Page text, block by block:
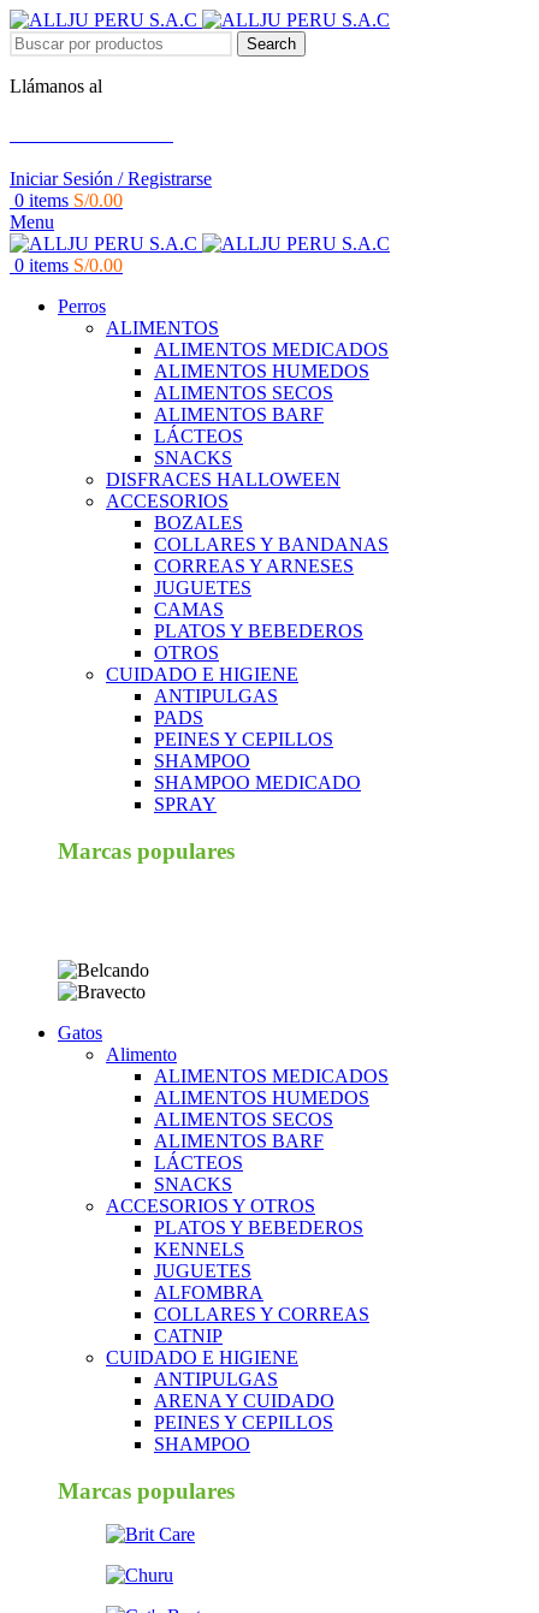
Search
Llámanos al
Iniciar Sesión / Registrarse
0 items S/0.00
Menu
0 items S/0.00
Perros
ALIMENTOS
ALIMENTOS MEDICADOS
ALIMENTOS HUMEDOS
ALIMENTOS SECOS
ALIMENTOS BARF
LÁCTEOS
SNACKS
DISFRACES HALLOWEEN
ACCESORIOS
BOZALES
COLLARES Y BANDANAS
CORREAS Y ARNESES
JUGUETES
CAMAS
PLATOS Y BEBEDEROS
OTROS
CUIDADO E HIGIENE
ANTIPULGAS
PADS
PEINES Y CEPILLOS
SHAMPOO
SHAMPOO MEDICADO
SPRAY
Marcas populares
Gatos
Alimento
ALIMENTOS MEDICADOS
ALIMENTOS HUMEDOS
ALIMENTOS SECOS
ALIMENTOS BARF
LÁCTEOS
SNACKS
ACCESORIOS Y OTROS
PLATOS Y BEBEDEROS
KENNELS
JUGUETES
ALFOMBRA
COLLARES Y CORREAS
CATNIP
CUIDADO E HIGIENE
ANTIPULGAS
ARENA Y CUIDADO
PEINES Y CEPILLOS
SHAMPOO
Marcas populares